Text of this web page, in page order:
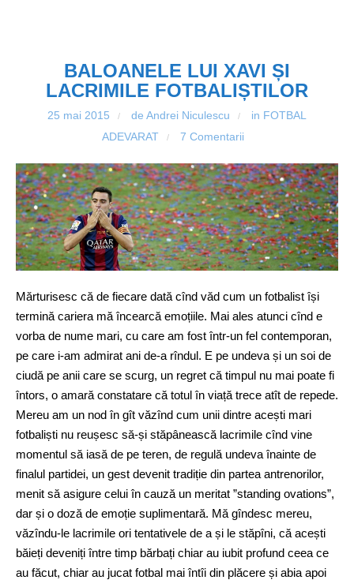
BALOANELE LUI XAVI ȘI
LACRIMILE FOTBALIȘTILOR
25 mai 2015 / de Andrei Niculescu / in FOTBAL
ADEVARAT
/ 7 Comentarii
Mărturisesc că de fiecare dată cînd văd cum un fotbalist își
termină cariera mă încearcă emoțiile. Mai ales atunci cînd e
vorba de nume mari, cu care am fost într-un fel contemporan,
pe care i-am admirat ani de-a rîndul. E pe undeva și un soi de
ciudă pe anii care se scurg, un regret că timpul nu mai poate fi
întors, o amară constatare că totul în viață trece atît de repede.
Mereu am un nod în gît văzînd cum unii dintre acești mari
fotbaliști nu reușesc să-și stăpânească lacrimile cînd vine
momentul să iasă de pe teren, de regulă undeva înainte de
finalul partidei, un gest devenit tradiție din partea antrenorilor,
menit să asigure celui în cauză un meritat ”standing ovations”,
dar și o doză de emoție suplimentară. Mă gîndesc mereu,
văzîndu-le lacrimile ori tentativele de a și le stăpîni, că acești
băieți deveniți între timp bărbați chiar au iubit profund ceea ce
au făcut, chiar au jucat fotbal mai întîi din plăcere și abia apoi